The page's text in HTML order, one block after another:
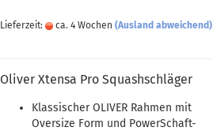
Lieferzeit: ca. 4 Wochen (Ausland abweichend)
Oliver Xtensa Pro Squashschläger
Klassischer OLIVER Rahmen mit
Oversize Form und PowerSchaft-